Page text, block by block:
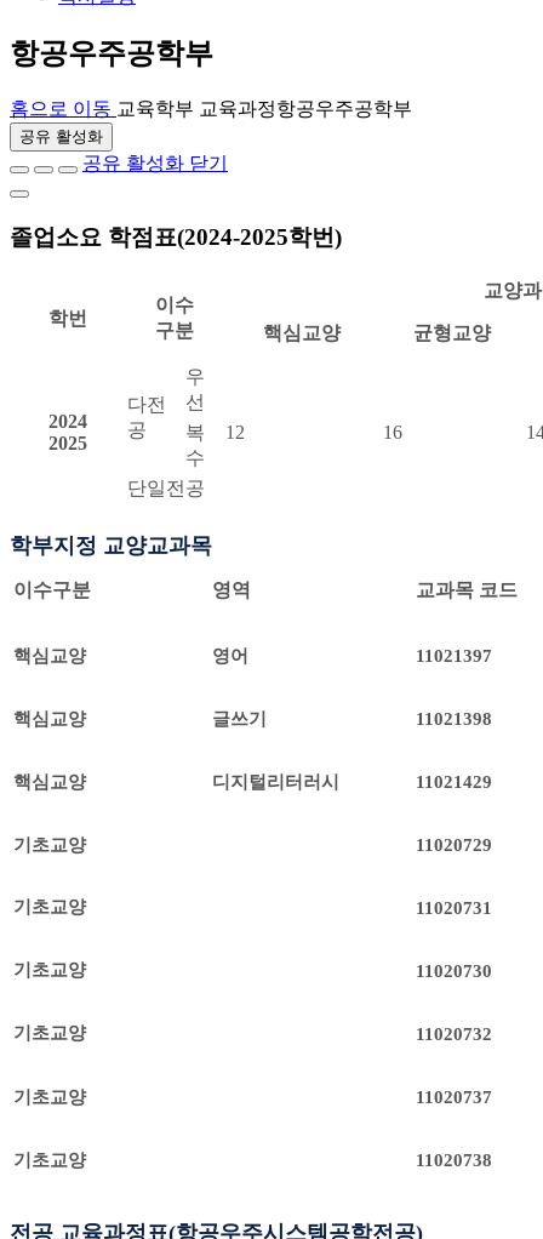
항공우주공학부
홈으로 이동 교육학부 교육과정항공우주공학부
공유 활성화
공유 활성화 닫기
졸업소요 학점표(2024-2025학번)
학번
이수
구분
교양
핵심교양 균형교양
2024
2025
다전
공
우
선
12
16
복
수
단일전공
학부지정 교양교과목
이수구분 영역 교과목 코드
핵심교양 영어 11021397
핵심교양 글쓰기 11021398
핵심교양 디지털리터러시 11021429
기초교양 11020729
기초교양 11020731
기초교양 11020730
기초교양 11020732
기초교양 11020737
기초교양 11020738
전공 교육과정표(항공우주시스템공학전공)